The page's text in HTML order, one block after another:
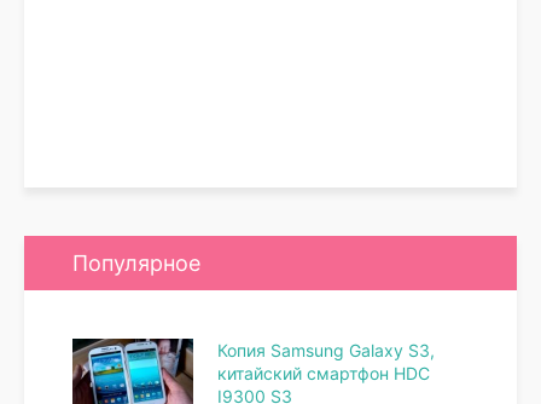
Популярное
Копия Samsung Galaxy S3,
китайский смартфон HDC
I9300 S3